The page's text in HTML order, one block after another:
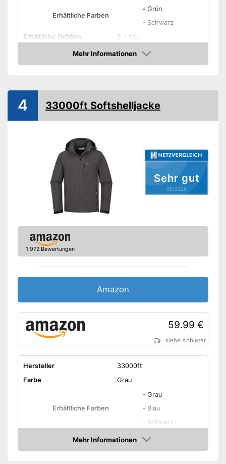
Erhältliche Farben
- Grün
- Schwarz
Erhältliche Größen
S - XXL
Polyester
Verschluss
Reißverschluss
Winddicht
Seitentaschen
Brusttasche
Reißverschluss-Taschen
oder Sonstiges
Mit langanhaltender
Wärmeisolation
Weist Wasser ab
Reißverschluss-Taschen
inklusive
Amazon Lieferzeit
Mehr Informationen
Amazon
Sehr gut
05/2026
4 33000ft Softshelljacke
1,972 Bewertungen
Amazon
59.99 €
siehe Anbieter
Hersteller
33000ft
Farbe
Grau
Erhältliche Farben
- Grau
- Blau
- Schwarz
Erhältliche Größen
S - XXL
Material
Mehr Informationen
Amazon